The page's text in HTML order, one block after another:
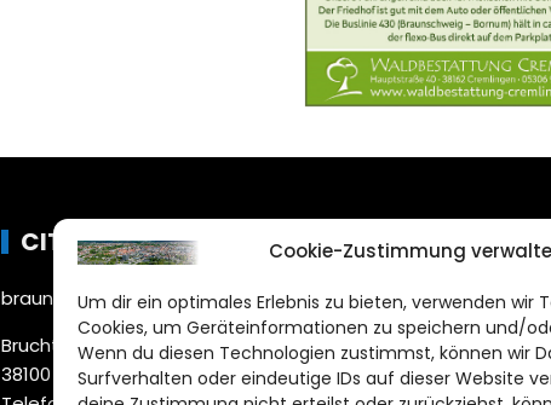
Cookie-Zustimmung
Um dir ein optimales Erlebnis zu bieten, verwenden wir
Cookies, um Geräteinformationen zu speichern und/
Wenn du diesen Technologien zustimmst, können wir
Surfverhalten oder eindeutige IDs auf dieser Website
CITYLIFE!
braunschweig@citylifemedien.de
Bruchtorwall 12
38100 Braunschweig
DAS
FÜR
Impressum
Cookie Richtlinie